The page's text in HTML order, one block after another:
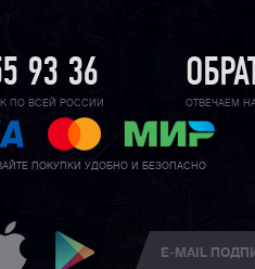
93 36
ПО ВСЕЙ РОССИИ ОТВЕЧАЕМ
ПОКУПКИ УДОБНО И БЕЗОПАСНО